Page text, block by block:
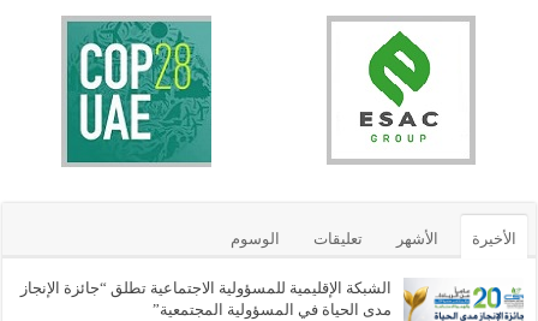
الأخيرة الأشهر تعليقات الوسوم
الشبكة الإقليمية للمسؤولية الاجتماعية تطلق “جائزة الإنجاز
مدى الحياة في المسؤولية المجتمعية”